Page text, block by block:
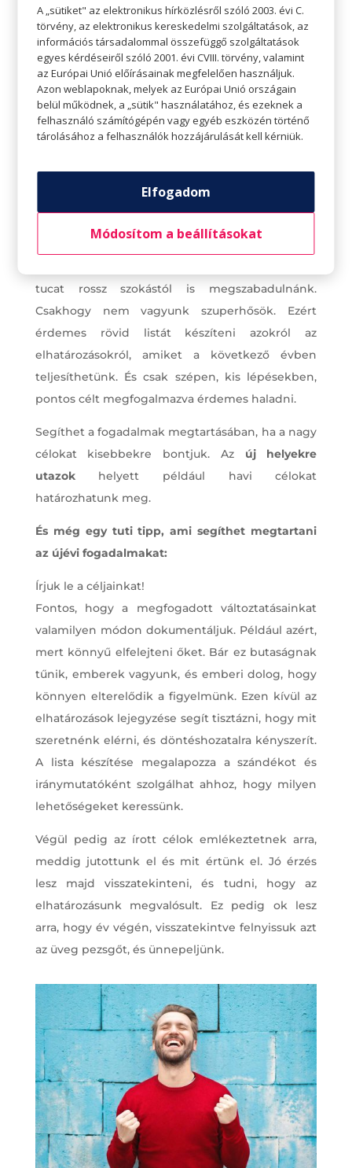
a „Mindent akarok, és MOST
akarom!”
mentalitás. A kis változtatások jobban
megragadnak, mert nem ijesztőek (ha jól
csináljuk, szinte észre sem vesszük őket!).
Érdemes a hibáknak is egy kis teret adni. Hiszen
emberek vagyunk. Néha elgyengülhetünk. A
tovább, amit elterveztünk.
tucat rossz szokástól is megszabadulnánk.
Csakhogy nem vagyunk szuperhősök. Ezért
érdemes rövid listát készíteni azokról az
elhatározásokról, amiket a következő évben
teljesíthetünk. És csak szépen, kis lépésekben,
pontos célt megfogalmazva érdemes haladni.
Segíthet a fogadalmak megtartásában, ha a nagy
célokat kisebbekre bontjuk. Az új helyekre
utazokhelyett például havi célokat
határozhatunk meg.
És még egy tuti tipp, ami segíthet megtartani
az újévi fogadalmakat:
Írjuk le a céljainkat!
Fontos, hogy a megfogadott változtatásainkat
valamilyen módon dokumentáljuk. Például azért,
mert könnyű elfelejteni őket. Bár ez butaságnak
tűnik, emberek vagyunk, és emberi dolog, hogy
könnyen elterelődik a figyelmünk. Ezen kívül az
elhatározások lejegyzése segít tisztázni, hogy mit
szeretnénk elérni, és döntéshozatalra kényszerít.
A lista készítése megalapozza a szándékot és
iránymutatóként szolgálhat ahhoz, hogy milyen
lehetőségeket keressünk.
Végül pedig az írott célok emlékeztetnek arra,
meddig jutottunk el és mit értünk el. Jó érzés
lesz majd visszatekinteni, és tudni, hogy az
elhatározásunk megvalósult. Ez pedig ok lesz
arra, hogy év végén, visszatekintve felnyissuk azt
az üveg pezsgőt, és ünnepeljünk.
A „sütiket" az elektronikus hírközlésről szóló 2003. évi C.
törvény, az elektronikus kereskedelmi szolgáltatások, az
információs társadalommal összefüggő szolgáltatások
egyes kérdéseiről szóló 2001. évi CVIII. törvény, valamint
az Európai Unió előírásainak megfelelően használjuk.
Azon weblapoknak, melyek az Európai Unió országain
belül működnek, a „sütik" használatához, és ezeknek a
felhasználó számítógépén vagy egyéb eszközén történő
tárolásához a felhasználók hozzájárulását kell kérniük.
Elfogadom
Módosítom a beállításokat